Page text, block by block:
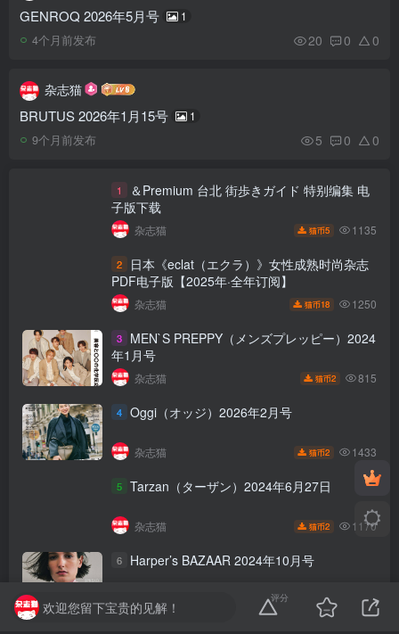
GENROQ 2026年5月号 1
4个月前发布 20 0 0
杂志猫
BRUTUS 2026年1月15号 1
9个月前发布 5 0 0
1
＆Premium 台北 街歩きガイド 特别编集 电
子版下载
杂志猫 猫币5 1135
2
日本《eclat（エクラ）》女性成熟时尚杂志
PDF电子版【2025年·全年订阅】
杂志猫 猫币18 1250
3
MEN`S PREPPY（メンズプレッピー）2024
年1月号
杂志猫 猫币2 815
4 Oggi（オッジ）2026年2月号
杂志猫 猫币2 1433
5 Tarzan（ターザン）2024年6月27日
杂志猫 猫币2 1170
6 Harper’s BAZAAR 2024年10月号
杂志猫 猫币2 956
欢迎您留下宝贵的见解！
评分